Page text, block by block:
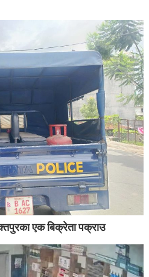
एक बिक्रेता पक्राउ